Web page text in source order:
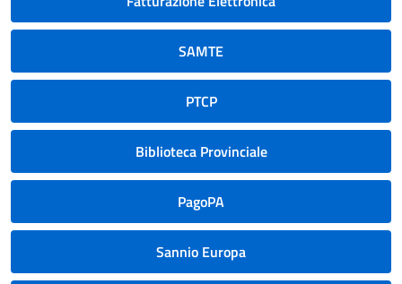
SAMTE
PTCP
Biblioteca Provinciale
PagoPA
Sannio Europa